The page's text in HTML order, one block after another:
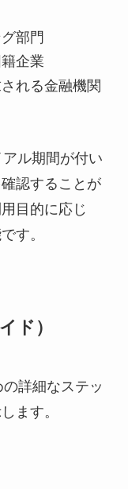
部門
企業
れる金融機関
ル期間が付い
認することが
目的に応じ
す。
ド）
詳細なステッ
ます。